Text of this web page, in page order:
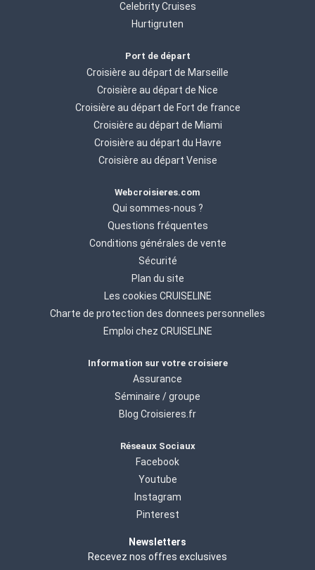
Celebrity Cruises
Hurtigruten
Port de départ
Croisière au départ de Marseille
Croisière au départ de Nice
Croisière au départ de Fort de france
Croisière au départ de Miami
Croisière au départ du Havre
Croisière au départ Venise
Webcroisieres.com
Qui sommes-nous ?
Questions fréquentes
Conditions générales de vente
Sécurité
Plan du site
Les cookies CRUISELINE
Charte de protection des donnees personnelles
Emploi chez CRUISELINE
Information sur votre croisiere
Assurance
Séminaire / groupe
Blog Croisieres.fr
Réseaux Sociaux
Facebook
Youtube
Instagram
Pinterest
Newsletters
Recevez nos offres exclusives